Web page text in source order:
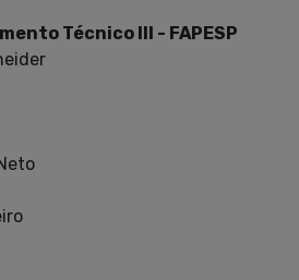
Técnico III - FAPESP